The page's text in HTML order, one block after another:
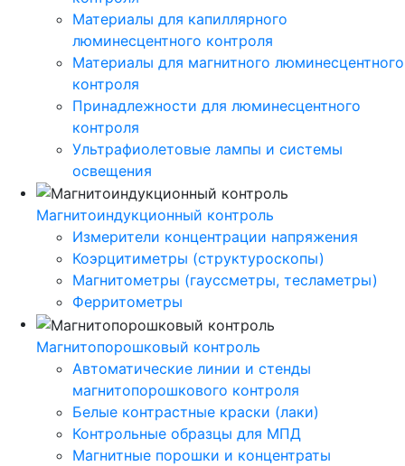
Материалы для капиллярного
люминесцентного контроля
Материалы для магнитного люминесцентного
контроля
Принадлежности для люминесцентного
контроля
Ультрафиолетовые лампы и системы
освещения
Магнитоиндукционный контроль
Измерители концентрации напряжения
Коэрцитиметры (структуроскопы)
Магнитометры (гауссметры, тесламетры)
Ферритометры
Магнитопорошковый контроль
Автоматические линии и стенды
магнитопорошкового контроля
Белые контрастные краски (лаки)
Контрольные образцы для МПД
Магнитные порошки и концентраты